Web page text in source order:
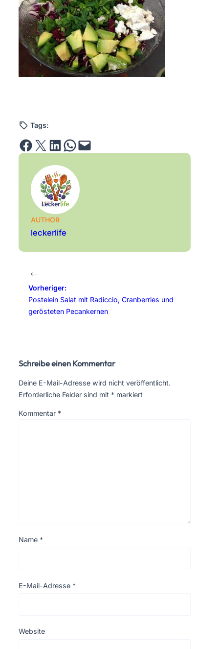
Tags:
Share on Facebook Email this Page Share on LinkedIn Share on WhatsApp Email this Page
AUTHOR
leckerlife
←
Vorheriger:
Postelein Salat mit Radiccio, Cranberries und
gerösteten Pecankernen
Schreibe einen Kommentar
Deine E-Mail-Adresse wird nicht veröffentlicht.
Erforderliche Felder sind mit * markiert
Kommentar *
Name *
E-Mail-Adresse *
Website